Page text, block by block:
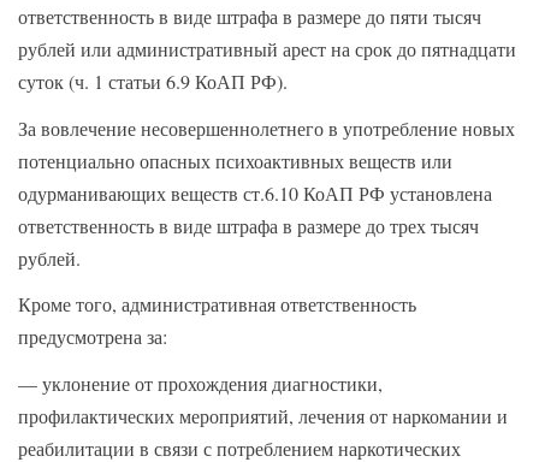
ответственность в виде штрафа в размере до пяти тысяч
рублей или административный арест на срок до пятнадцати
суток (ч. 1 статьи 6.9 КоАП РФ).
За вовлечение несовершеннолетнего в употребление новых
потенциально опасных психоактивных веществ или
одурманивающих веществ ст.6.10 КоАП РФ установлена
ответственность в виде штрафа в размере до трех тысяч
рублей.
Кроме того, административная ответственность
предусмотрена за:
— уклонение от прохождения диагностики,
профилактических мероприятий, лечения от наркомании и
реабилитации в связи с потреблением наркотических